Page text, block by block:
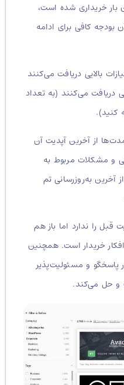
شده است،
کافی برای ادامه
دریافت می‌کنند
می‌کنند (به تعداد
آخرین آپدیت آن
مربوط به
از ۶ ماه از آخرین به‌روز‌رسانی تم
ندارد اما باز هم
خریدار است. همچنین
و مسئولیت‌پذیر
می‌کند.